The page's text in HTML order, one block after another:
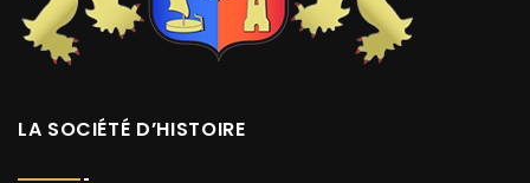
LA SOCIÉTÉ D’HISTOIRE